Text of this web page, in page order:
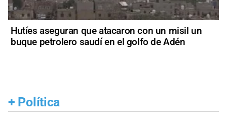
Hutíes aseguran que atacaron con un misil un
buque petrolero saudí en el golfo de Adén
+ Política